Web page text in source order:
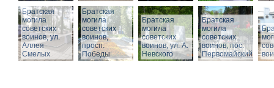
Братская
могила
советских
воинов, ул.
Аллея
Смелых
Братская
могила
советских
воинов,
просп.
Победы
Братская
могила
советских
воинов, ул. А.
Невского
Братская
могила
советских
воинов, пос.
Первомайский